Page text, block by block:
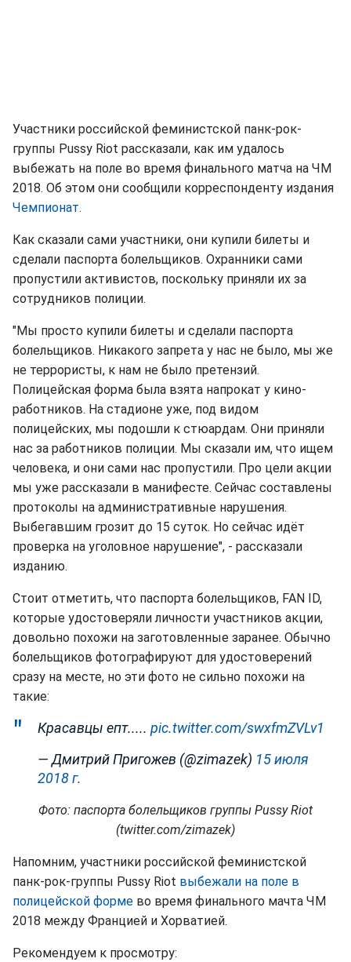
Участники российской феминистской панк-рок-
группы Pussy Riot рассказали, как им удалось
выбежать на поле во время финального матча на ЧМ
2018. Об этом они сообщили корреспонденту издания
Чемпионат.
Как сказали сами участники, они купили билеты и
сделали паспорта болельщиков. Охранники сами
пропустили активистов, поскольку приняли их за
сотрудников полиции.
"Мы просто купили билеты и сделали паспорта
болельщиков. Никакого запрета у нас не было, мы же
не террористы, к нам не было претензий.
Полицейская форма была взята напрокат у кино-
работников. На стадионе уже, под видом
полицейских, мы подошли к стюардам. Они приняли
нас за работников полиции. Мы сказали им, что ищем
человека, и они сами нас пропустили. Про цели акции
мы уже рассказали в манифесте. Сейчас составлены
протоколы на административные нарушения.
Выбегавшим грозит до 15 суток. Но сейчас идёт
проверка на уголовное нарушение", - рассказали
изданию.
Стоит отметить, что паспорта болельщиков, FAN ID,
которые удостоверяли личности участников акции,
довольно похожи на заготовленные заранее. Обычно
болельщиков фотографируют для удостоверений
сразу на месте, но эти фото не сильно похожи на
такие:
Красавцы епт..... pic.twitter.com/swxfmZVLv1
— Дмитрий Пригожев (@zimazek) 15 июля
2018 г.
Фото: паспорта болельщиков группы Pussy Riot
(twitter.com/zimazek)
Напомним, участники российской феминистской
панк-рок-группы Pussy Riot выбежали на поле в
полицейской форме во время финального мачта ЧМ
2018 между Францией и Хорватией.
Рекомендуем к просмотру: